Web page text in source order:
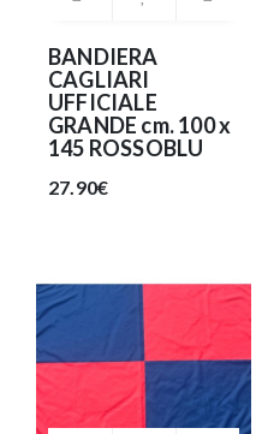
BANDIERA
CAGLIARI
UFFICIALE
GRANDE cm. 100 x
145 ROSSOBLU
27.90€